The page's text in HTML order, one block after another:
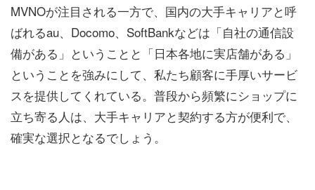
MVNOが注目される一方で、国内の大手キャリアと呼
ばれるau、Docomo、SoftBankなどは「自社の通信設
備がある」ということと「日本各地に実店舗がある」
ということを強みにして、私たち顧客に手厚いサービ
スを提供してくれている。普段から頻繁にショップに
立ち寄る人は、大手キャリアと契約する方が便利で、
確実な選択となるでしょう。